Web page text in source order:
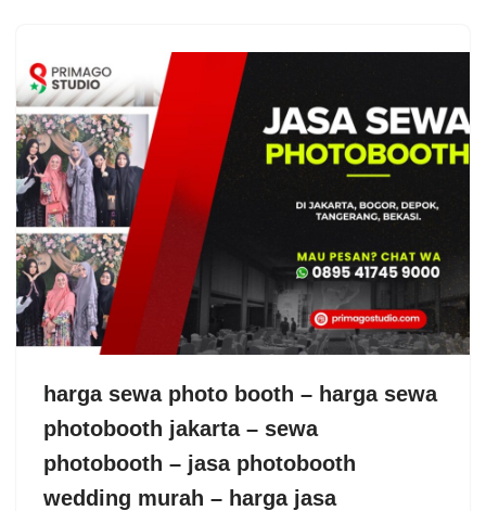
harga sewa photo booth – harga sewa
photobooth jakarta – sewa
photobooth – jasa photobooth
wedding murah – harga jasa